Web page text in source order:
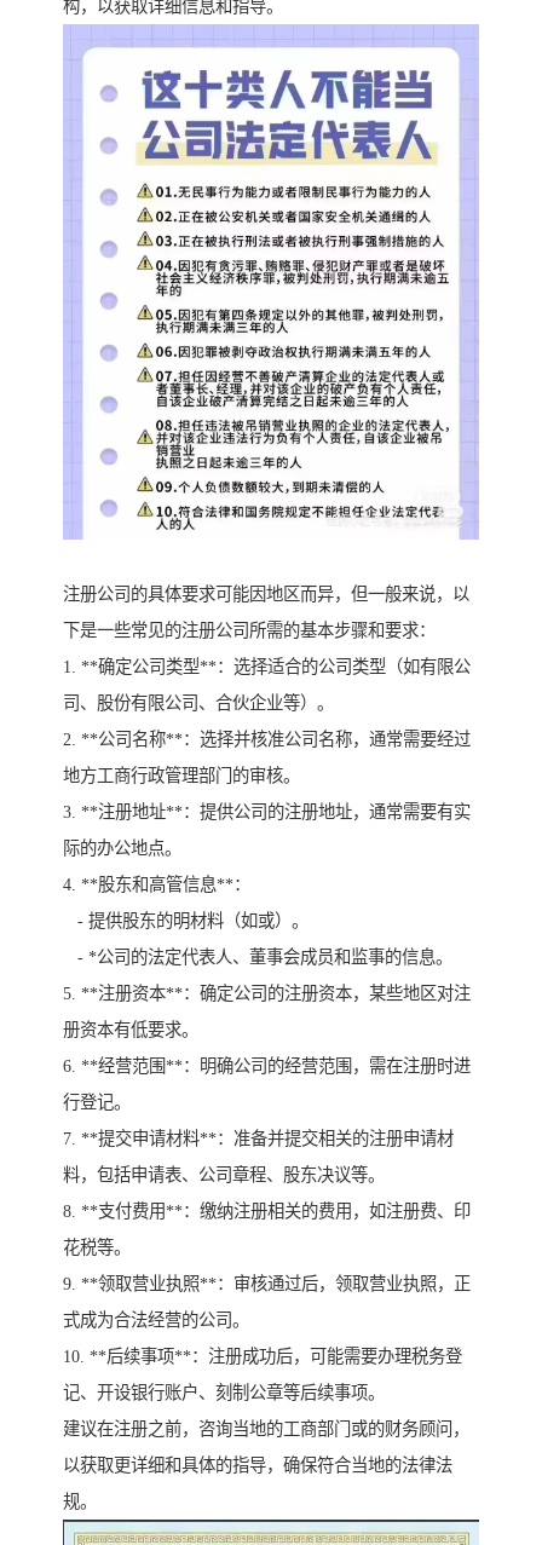
构，以获取详细信息和指导。
注册公司的具体要求可能因地区而异，但一般来说，以
下是一些常见的注册公司所需的基本步骤和要求：
1. **确定公司类型**：选择适合的公司类型（如有限公
司、股份有限公司、合伙企业等）。
2. **公司名称**：选择并核准公司名称，通常需要经过
地方工商行政管理部门的审核。
3. **注册地址**：提供公司的注册地址，通常需要有实
际的办公地点。
4. **股东和高管信息**：
- 提供股东的明材料（如或）。
- *公司的法定代表人、董事会成员和监事的信息。
5. **注册资本**：确定公司的注册资本，某些地区对注
册资本有低要求。
6. **经营范围**：明确公司的经营范围，需在注册时进
行登记。
7. **提交申请材料**：准备并提交相关的注册申请材
料，包括申请表、公司章程、股东决议等。
8. **支付费用**：缴纳注册相关的费用，如注册费、印
花税等。
9. **领取营业执照**：审核通过后，领取营业执照，正
式成为合法经营的公司。
10. **后续事项**：注册成功后，可能需要办理税务登
记、开设银行账户、刻制公章等后续事项。
建议在注册之前，咨询当地的工商部门或的财务顾问，
以获取更详细和具体的指导，确保符合当地的法律法
规。